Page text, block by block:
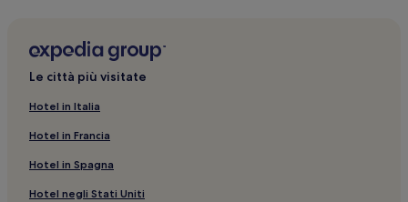
Blois: Hotel con parcheggio
Maison de la Magie: hotel nelle vicinanze
Le città più visitate
Hotel in Italia
Hotel in Francia
Hotel in Spagna
Hotel negli Stati Uniti